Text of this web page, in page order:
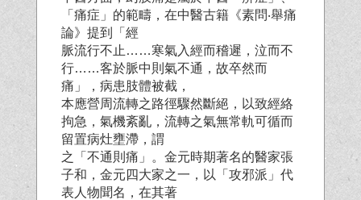
「痛症」的範疇，在中醫古籍《素問‧舉痛
論》提到「經
脈流行不止……寒氣入經而稽遲，泣而不
行……客於脈中則氣不通，故卒然而
痛」，病患肢體被截，
本應營周流轉之路徑驟然斷絕，以致經絡
拘急，氣機紊亂，流轉之氣無常軌可循而
留置病灶壅滯，謂
之「不通則痛」。金元時期著名的醫家張
子和，金元四大家之一，以「攻邪派」代
表人物聞名，在其著